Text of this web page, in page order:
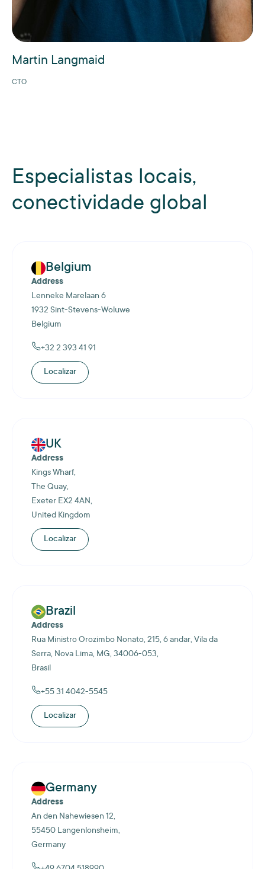
Martin Langmaid
CTO
Especialistas locais,
conectividade global
Belgium
Address
Lenneke Marelaan 6
1932 Sint-Stevens-Woluwe
Belgium
+32 2 393 41 91
Localizar
UK
Address
Kings Wharf,
The Quay,
Exeter EX2 4AN,
United Kingdom
Localizar
Brazil
Address
Rua Ministro Orozimbo Nonato, 215, 6 andar, Vila da
Serra, Nova Lima, MG, 34006-053,
Brasil
+55 31 4042-5545
Localizar
Germany
Address
An den Nahewiesen 12,
55450 Langenlonsheim,
Germany